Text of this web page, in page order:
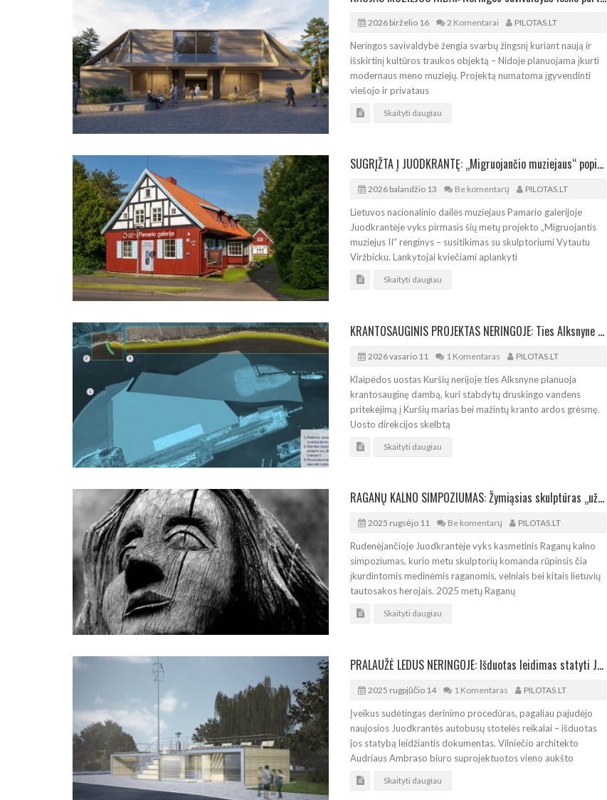
2026 birželio 16 2 Komentarai PILOTAS.LT
Neringos savivaldybė žengia svarbų žingsnį kuriant naują ir
išskirtinį kultūros traukos objektą – Nidoje planuojama įkurti
modernaus meno muziejų. Projektą numatoma įgyvendinti
viešojo ir privataus
Skaityti daugiau
SUGRĮŽTA Į JUODKRANTĘ: „Migruojančio muziejaus“ popietė su skulptoriumi Vytautu Viržbicku
2026 balandžio 13 Be komentarų PILOTAS.LT
Lietuvos nacionalinio dailės muziejaus Pamario galerijoje
Juodkrantėje vyks pirmasis šių metų projekto „Migruojantis
muziejus II“ renginys – susitikimas su skulptoriumi Vytautu
Viržbicku. Lankytojai kviečiami aplankyti
Skaityti daugiau
KRANTOSAUGINIS PROJEKTAS NERINGOJE: Ties Alksnyne planuojama damba
2026 vasario 11 1 Komentaras PILOTAS.LT
Klaipėdos uostas Kuršių nerijoje ties Alksnyne planuoja
krantosauginę dambą, kuri stabdytų druskingo vandens
pritekėjimą į Kuršių marias bei mažintų kranto ardos grėsmę.
Uosto direkcijos skelbtą
Skaityti daugiau
RAGANŲ KALNO SIMPOZIUMAS: Žymiąsias skulptūras „užmigdys“ žiemai
2025 rugsėjo 11 Be komentarų PILOTAS.LT
Rudenėjančioje Juodkrantėje vyks kasmetinis Raganų kalno
simpoziumas, kurio metu skulptorių komanda rūpinsis čia
įkurdintomis medinėmis raganomis, velniais bei kitais lietuvių
tautosakos herojais. 2025 metų Raganų
Skaityti daugiau
PRALAUŽĖ LEDUS NERINGOJE: Išduotas leidimas statyti Juodkrantės autobusų stotelę
2025 rugpjūčio 14 1 Komentaras PILOTAS.LT
Įveikus sudėtingas derinimo procedūras, pagaliau pajudėjo
naujosios Juodkrantės autobusų stotelės reikalai – išduotas
jos statybą leidžiantis dokumentas. Vilniečio architekto
Audriaus Ambraso biuro suprojektuotos vieno aukšto
Skaityti daugiau